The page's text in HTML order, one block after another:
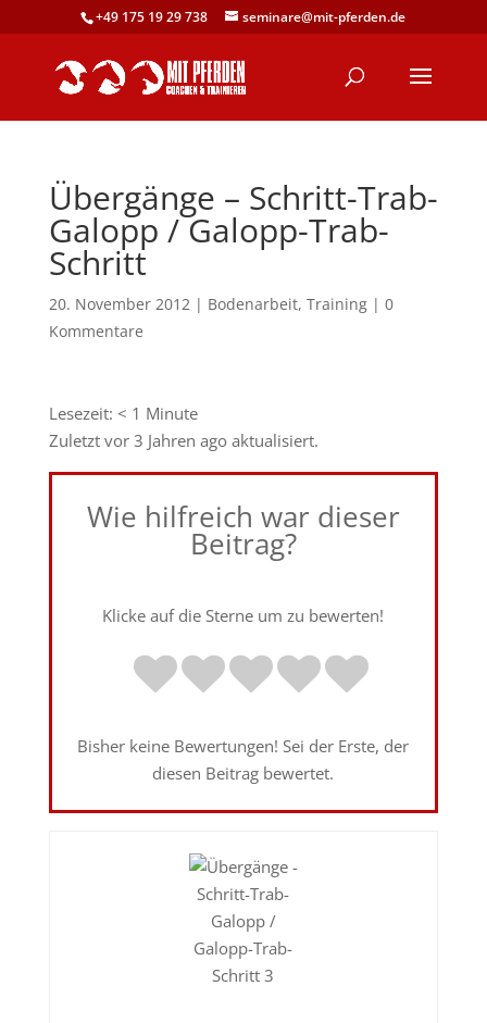
+49 175 19 29 738 seminare@mit-pferden.de
Übergänge – Schritt-Trab-
Galopp / Galopp-Trab-
Schritt
20. November 2012| Bodenarbeit, Training| 0
Kommentare
Lesezeit: < 1 Minute
Zuletzt vor 3 Jahren ago aktualisiert.
Wie hilfreich war dieser
Beitrag?
Klicke auf die Sterne um zu bewerten!
Bisher keine Bewertungen! Sei der Erste, der
diesen Beitrag bewertet.